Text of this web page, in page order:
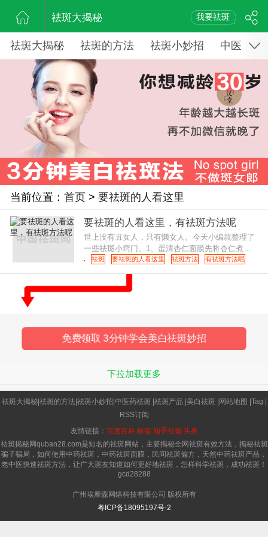
祛斑大揭秘 我要祛斑
祛斑大揭秘 祛斑的方法 祛斑小妙招 中医药祛
当前位置： 首页> 要祛斑的人看这里
要祛斑的人看这里，有祛斑方法呢
世上没有丑女人，只有懒女人。今天小编就整理了
一些祛斑小窍门。1、蛋清杏仁面膜先将杏仁煮软
了然后去皮，再搅烂弄成泥状，加入新鲜的蛋清混
合，做成蛋清杏仁面膜。女人眼
祛斑 要祛斑的人看这里 祛斑方法 有祛斑方法呢
免费领取 3分钟学会美白祛斑妙招
下拉加载更多
祛斑大揭秘|祛斑的方法|祛斑小妙招|中医药祛斑 |祛斑产品 |美白祛斑 |网站地图 |Tag |
RSS订阅
友情链接： 百度百科 标签 知乎祛斑 头条
祛斑揭秘网quban28.com是知名的祛斑网站，主要揭秘全网祛斑有效方法，揭秘祛斑
骗子骗局，如何使用中药祛斑，中药祛斑面膜，民间祛斑偏方，天然中药祛斑产品，
老中医快速祛斑方法，让广大斑友知道如何更好地祛斑，怎样科学祛斑，成功祛斑！
gcd28288
广州埃摩森网络科技有限公司 版权所有
粤ICP备18095197号-2